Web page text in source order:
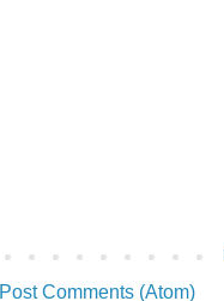
Post Comments (Atom)